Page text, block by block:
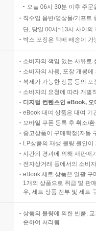
오늘 06시 30분 이후 주
직수입 음반/영상물/기프트
단, 당일 00시~13시 사이의
박스 포장은 택배 배송이
소비자의 책임 있는 사유로
소비자의 사용, 포장 개봉
복제가 가능한 상품 등의
소비자의 요청에 따라 개별
디지털 컨텐츠인 eBook,
eBook 대여 상품은 대여 기
모바일 쿠폰 등록 후 취소/
중고상품이 구매확정(자동
LP상품의 재생 불량 원인
시간의 경과에 의해 재판매
전자상거래 등에서의 소비
eBook 세트 상품은 일괄 구
1개의 상품으로 취급 및 판
우, 세트 상품 전부 및 세트
상품의 불량에 의한 반품,
준하여 처리됨